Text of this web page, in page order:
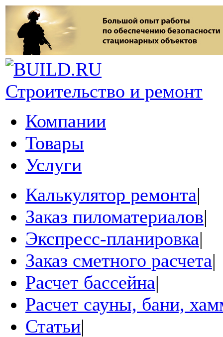
Строительство и ремонт
Компании
Товары
Услуги
Калькулятор ремонта|
Заказ пиломатериалов|
Экспресс-планировка|
Заказ сметного расчета|
Расчет бассейна|
Расчет сауны, бани,
Статьи|